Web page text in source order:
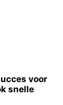
voor
snelle